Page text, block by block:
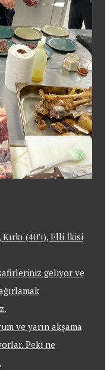
(40’ı), Elli İkisi
geliyor ve
ve yarın akşama
Peki ne